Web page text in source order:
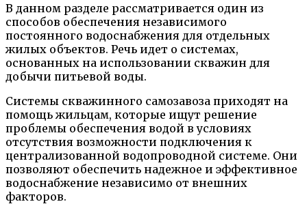
В данном разделе рассматривается один из
способов обеспечения независимого
постоянного водоснабжения для отдельных
жилых объектов. Речь идет о системах,
основанных на использовании скважин для
добычи питьевой воды.
Системы скважинного самозавоза приходят на
помощь жильцам, которые ищут решение
проблемы обеспечения водой в условиях
отсутствия возможности подключения к
централизованной водопроводной системе. Они
позволяют обеспечить надежное и эффективное
водоснабжение независимо от внешних
факторов.